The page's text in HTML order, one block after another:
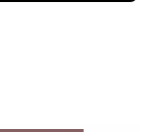
درضمن اگر دوست دارید مهمون